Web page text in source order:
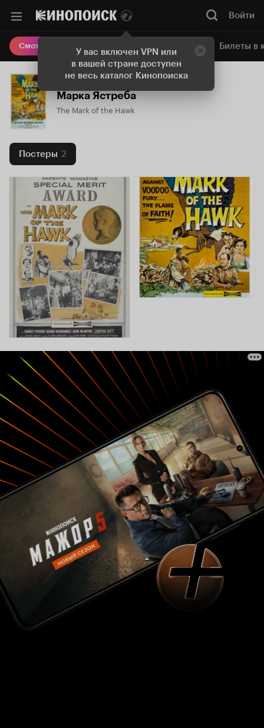
У вас включен VPN или
в вашей стране доступен
не весь каталог Кинопоиска
Войти
Смотреть кино Онлайн-кинотеатр Билеты в
Марка Ястреба
The Mark of the Hawk
Постеры 2